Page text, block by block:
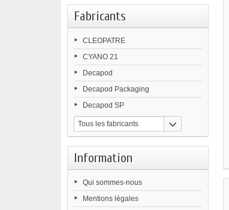
Fabricants
CLEOPATRE
CYANO 21
Decapod
Decapod Packaging
Decapod SP
Tous les fabricants
Information
Qui sommes-nous
Mentions légales